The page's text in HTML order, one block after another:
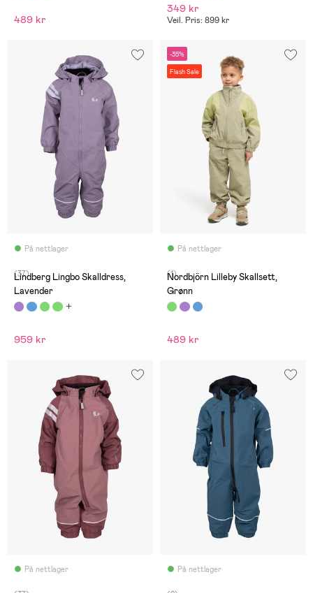
489 kr
349 kr
Veil. Pris: 899 kr
På nettlager
(37)
Lindberg Lingbo Skalldress,
Lavender
959 kr
-35%
Flash Sale
På nettlager
(1)
Nordbjörn Lilleby Skallsett,
Grønn
489 kr
På nettlager På nettlager